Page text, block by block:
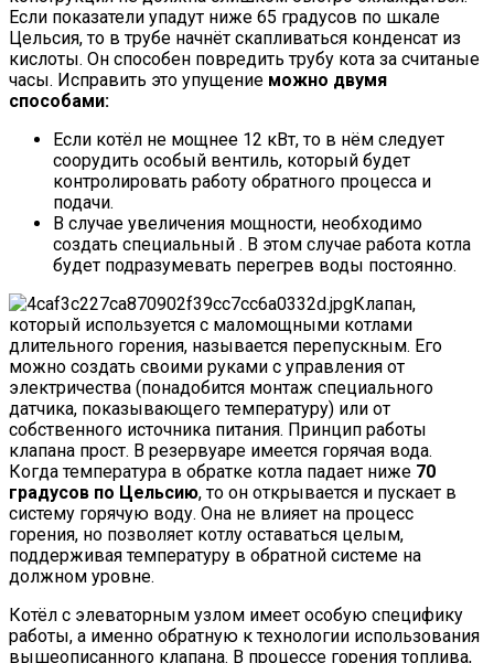
Если показатели упадут ниже 65 градусов по шкале
Цельсия, то в трубе начнёт скапливаться конденсат из
кислоты. Он способен повредить трубу кота за считаные
часы. Исправить это упущение можно двумя
способами:
Если котёл не мощнее 12 кВт, то в нём следует
соорудить особый вентиль, который будет
контролировать работу обратного процесса и
подачи.
В случае увеличения мощности, необходимо
создать специальный . В этом случае работа котла
будет подразумевать перегрев воды постоянно.
Клапан,
который используется с маломощными котлами
длительного горения, называется перепускным. Его
можно создать своими руками с управления от
электричества (понадобится монтаж специального
датчика, показывающего температуру) или от
собственного источника питания. Принцип работы
клапана прост. В резервуаре имеется горячая вода.
Когда температура в обратке котла падает ниже 70
градусов по Цельсию, то он открывается и пускает в
систему горячую воду. Она не влияет на процесс
горения, но позволяет котлу оставаться целым,
поддерживая температуру в обратной системе на
должном уровне.
Котёл с элеваторным узлом имеет особую специфику
работы, а именно обратную к технологии использования
вышеописанного клапана. В процессе горения топлива,